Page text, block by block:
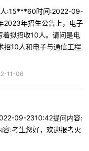
人:15***60时间:2022-09-
2023年招生公告上，电子
拟招收10人。请问是电
招10人和电子与通信工程
11-06
09-2310:42提问内容:
:考生您好，欢迎报考火